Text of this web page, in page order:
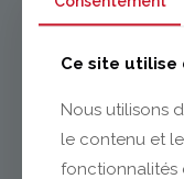
Ce site utilise
Nous utilisons
le contenu et
fonctionnalités